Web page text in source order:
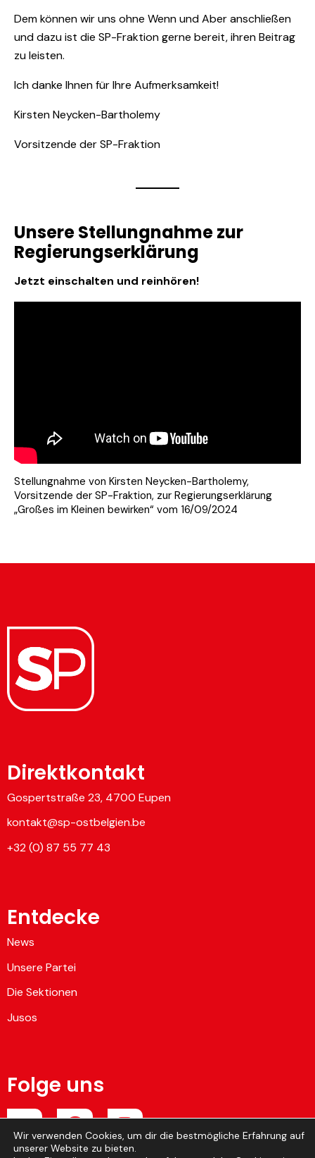
Dem können wir uns ohne Wenn und Aber anschließen
und dazu ist die SP-Fraktion gerne bereit, ihren Beitrag
zu leisten.
Ich danke Ihnen für Ihre Aufmerksamkeit!
Kirsten Neycken-Bartholemy
Vorsitzende der SP-Fraktion
Unsere Stellungnahme zur
Regierungserklärung
Jetzt einschalten und reinhören!
Stellungnahme von Kirsten Neycken-Bartholemy,
Vorsitzende der SP-Fraktion, zur Regierungserklärung
„Großes im Kleinen bewirken“ vom 16/09/2024
Direktkontakt
Gospertstraße 23, 4700 Eupen
kontakt@sp-ostbelgien.be
+32 (0) 87 55 77 43
Entdecke
News
Unsere Partei
Die Sektionen
Jusos
Folge uns
Wir verwenden Cookies, um dir die bestmögliche Erfahrung auf
unserer Website zu bieten.